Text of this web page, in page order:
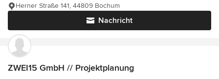
Nachricht
Herner Straße 141, 44809 Bochum
ZWEI15 GmbH // Projektplanung